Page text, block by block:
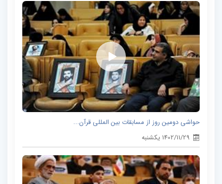
حواشی دومین روز از مسابقات بین المللی قرآن...
1402/11/29 یکشنبه